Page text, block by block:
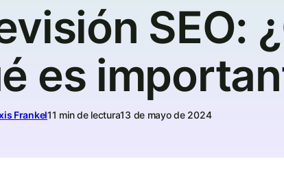
SEO:
es
Frankel11 min de lectura13 de mayo de 2024